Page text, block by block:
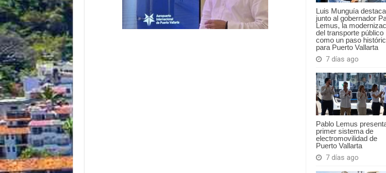
Luis Munguía
junto al gobernador
Lemus, la
del transporte público
como un paso
para Puerto Vallarta
7 días ago
Pablo Lemus
primer sistema de
electromovilidad de
Puerto Vallarta
7 días ago